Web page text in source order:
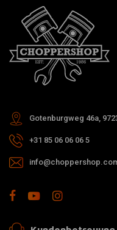
Gotenburgweg 46a,
+31 85 06 06 06 5